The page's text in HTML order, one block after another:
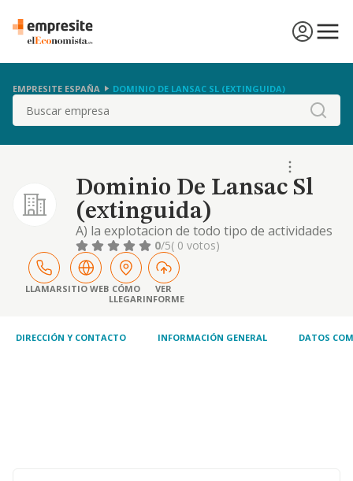
EMPRESITE ESPAÑA DOMINIO DE LANSAC SL (EXTINGUIDA)
Buscar
Dominio De Lansac Sl
(extinguida)
A) la explotacion de todo tipo de actividades
agrarias, asi como la transformacion y
comercializacion de todos los productos
agricolas obtenidos. b) elaboracion,
comercio al pro mayor y al por menor de
todo tipo de vinos
0/5( 0 votos)
LLAMARSITIO WEB CÓMO
LLEGAR
VER
INFORME
DIRECCIÓN Y CONTACTO INFORMACIÓN GENERAL DATOS